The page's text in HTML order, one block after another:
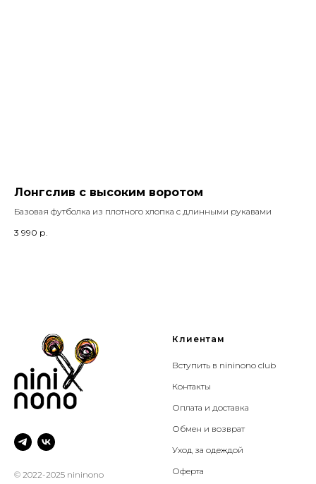
Лонгслив с высоким воротом
Базовая футболка из плотного хлопка с длинными рукавами
3 990 р.
© 2022-2025 nininono
Клиентам
Вступить в nininono club
Контакты
Оплата и доставка
Обмен и возврат
Уход за одеждой
Оферта